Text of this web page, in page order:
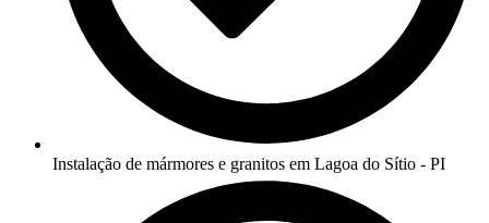
Instalação de mármores e granitos em Lagoa do Sítio - PI